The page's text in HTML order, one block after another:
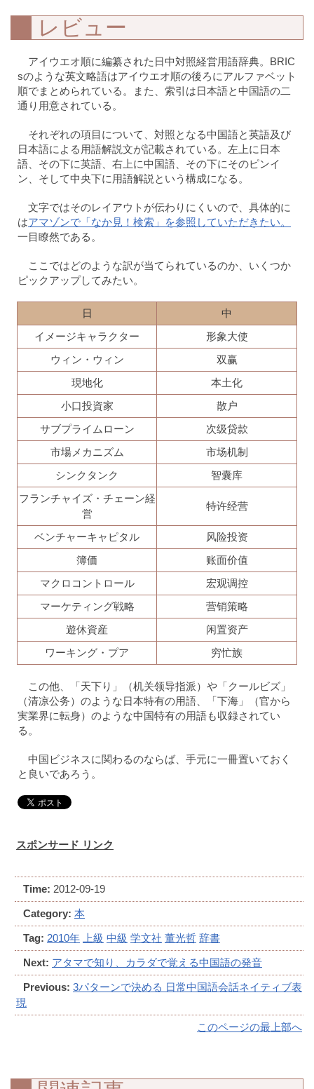
レビュー
アイウエオ順に編纂された日中対照経営用語辞典。BRIC
sのような英文略語はアイウエオ順の後ろにアルファベット
順でまとめられている。また、索引は日本語と中国語の二
通り用意されている。
それぞれの項目について、対照となる中国語と英語及び
日本語による用語解説文が記載されている。左上に日本
語、その下に英語、右上に中国語、その下にそのピンイ
ン、そして中央下に用語解説という構成になる。
文字ではそのレイアウトが伝わりにくいので、具体的に
はアマゾンで「なか見！検索」を参照していただきたい。
一目瞭然である。
ここではどのような訳が当てられているのか、いくつか
ピックアップしてみたい。
日
中
イメージキャラクター
形象大使
ウィン・ウィン
双赢
現地化
本土化
小口投資家
散户
サブプライムローン
次级贷款
市場メカニズム
市场机制
シンクタンク
智囊库
フランチャイズ・チェーン経
営
特许经营
ベンチャーキャピタル
风险投资
簿価
账面价值
マクロコントロール
宏观调控
マーケティング戦略
营销策略
遊休資産
闲置资产
ワーキング・プア
穷忙族
この他、「天下り」（机关领导指派）や「クールビズ」
（清凉公务）のような日本特有の用語、「下海」（官から
実業界に転身）のような中国特有の用語も収録されてい
る。
中国ビジネスに関わるのならば、手元に一冊置いておく
と良いであろう。
スポンサード リンク
Time: 2012-09-19
Category: 本
Tag: 2010年 上級 中級 学文社 董光哲 辞書
Next: アタマで知り、カラダで覚える中国語の発音
Previous: 3パターンで決める 日常中国語会話ネイティブ表
現
このページの最上部へ